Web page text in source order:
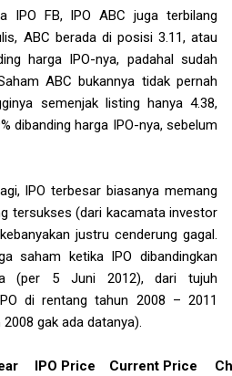
IPO FB, IPO ABC juga terbilang
ABC berada di posisi 3.11, atau
harga IPO-nya, padahal sudah
ABC bukannya tidak pernah
semenjak listing hanya 4.38,
dibanding harga IPO-nya, sebelum
IPO terbesar biasanya memang
tersukses (dari kacamata investor
justru cenderung gagal.
saham ketika IPO dibandingkan
(per 5 Juni 2012), dari tujuh
di rentang tahun 2008 – 2011
gak ada datanya).
IPO Price Current Price